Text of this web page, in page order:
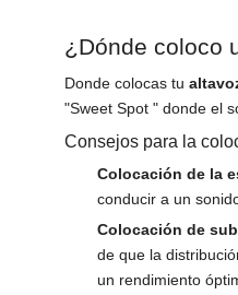
¿Dónde coloco
Donde colocas tu
"Sweet Spot " donde el
Consejos para la
Colocación de la
conducir a un
Colocación de
de que la
un rendimiento